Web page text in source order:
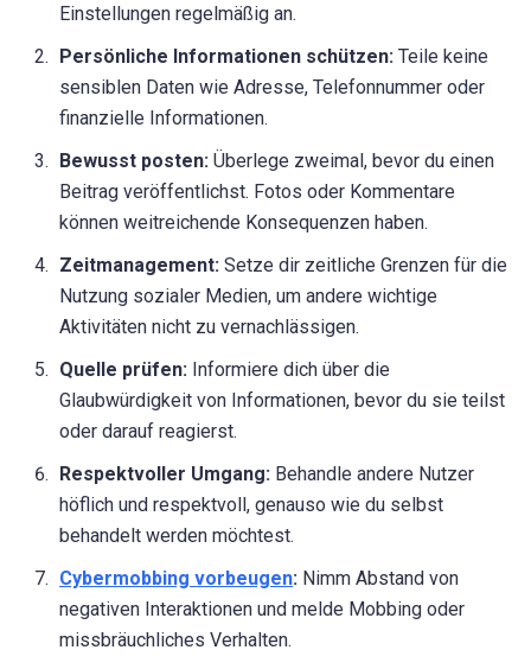
Einstellungen regelmäßig an.
Persönliche Informationen schützen: Teile keine
sensiblen Daten wie Adresse, Telefonnummer oder
finanzielle Informationen.
Bewusst posten: Überlege zweimal, bevor du einen
Beitrag veröffentlichst. Fotos oder Kommentare
können weitreichende Konsequenzen haben.
Zeitmanagement: Setze dir zeitliche Grenzen für die
Nutzung sozialer Medien, um andere wichtige
Aktivitäten nicht zu vernachlässigen.
Quelle prüfen: Informiere dich über die
Glaubwürdigkeit von Informationen, bevor du sie teilst
oder darauf reagierst.
Respektvoller Umgang: Behandle andere Nutzer
höflich und respektvoll, genauso wie du selbst
behandelt werden möchtest.
Cybermobbing vorbeugen: Nimm Abstand von
negativen Interaktionen und melde Mobbing oder
missbräuchliches Verhalten.